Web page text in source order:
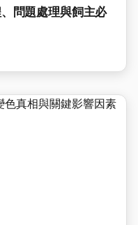
問題處理與飼主必